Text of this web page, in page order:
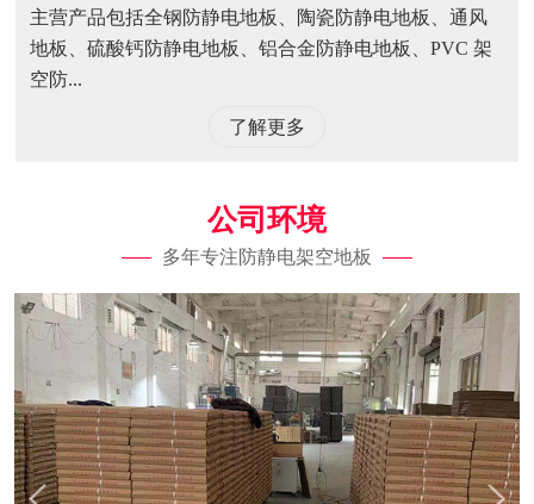
主营产品包括全钢防静电地板、陶瓷防静电地板、通风
地板、硫酸钙防静电地板、铝合金防静电地板、PVC 架
空防...
了解更多
公司环境
多年专注防静电架空地板